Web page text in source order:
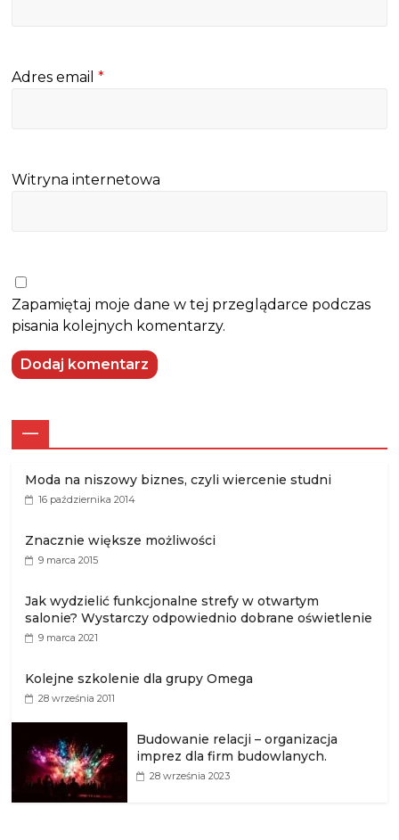
Adres email*
Witryna internetowa
Zapamiętaj moje dane w tej przeglądarce podczas
pisania kolejnych komentarzy.
—
Moda na niszowy biznes, czyli wiercenie studni
16 października 2014
Znacznie większe możliwości
9 marca 2015
Jak wydzielić funkcjonalne strefy w otwartym
salonie? Wystarczy odpowiednio dobrane oświetlenie
9 marca 2021
Kolejne szkolenie dla grupy Omega
28 września 2011
Budowanie relacji – organizacja
imprez dla firm budowlanych.
28 września 2023